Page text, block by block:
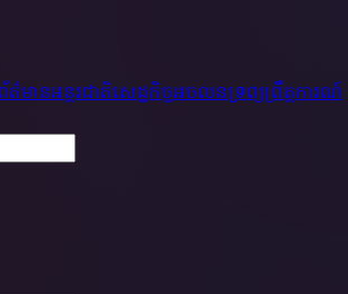
ត៌មានអន្តរជាតិសេដ្ឋកិច្ចអចលនទ្រព្យព្រឹត្តការណ៍